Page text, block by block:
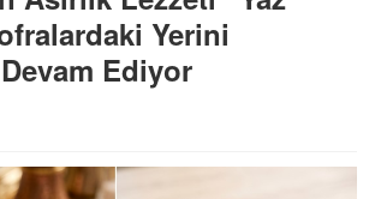
Yerini
Ediyor